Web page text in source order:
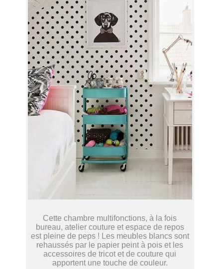
Cette chambre multifonctions, à la fois
bureau, atelier couture et espace de repos
est pleine de peps ! Les meubles blancs sont
rehaussés par le papier peint à pois et les
accessoires de tricot et de couture qui
apportent une touche de couleur.